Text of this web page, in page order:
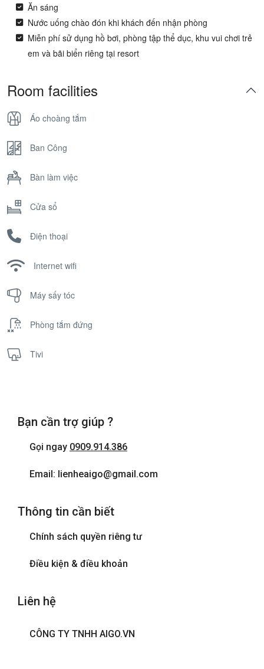
Ăn sáng
Nước uống chào đón khi khách đến nhận phòng
Miễn phí sử dụng hồ bơi, phòng tập thể dục, khu vui chơi trẻ
em và bãi biển riêng tại resort
Room facilities
Áo choàng tắm
Ban Công
Bàn làm việc
Cửa sổ
Điện thoại
Internet wifi
Máy sấy tóc
Phòng tắm đứng
Tivi
Bạn cần trợ giúp ?
Gọi ngay 0909.914.386
Email: lienheaigo@gmail.com
Thông tin cần biết
Chính sách quyền riêng tư
Điều kiện & điều khoản
Liên hệ
CÔNG TY TNHH AIGO.VN